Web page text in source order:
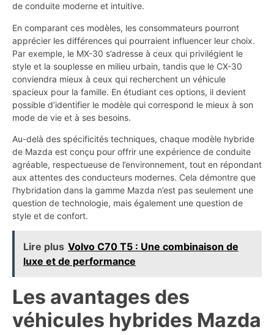
de conduite moderne et intuitive.
En comparant ces modèles, les consommateurs pourront
apprécier les différences qui pourraient influencer leur choix.
Par exemple, le MX-30 s’adresse à ceux qui privilégient le
style et la souplesse en milieu urbain, tandis que le CX-30
conviendra mieux à ceux qui recherchent un véhicule
spacieux pour la famille. En étudiant ces options, il devient
possible d’identifier le modèle qui correspond le mieux à son
mode de vie et à ses besoins.
Au-delà des spécificités techniques, chaque modèle hybride
de Mazda est conçu pour offrir une expérience de conduite
agréable, respectueuse de l’environnement, tout en répondant
aux attentes des conducteurs modernes. Cela démontre que
l’hybridation dans la gamme Mazda n’est pas seulement une
question de technologie, mais également une question de
style et de confort.
Lire plus Volvo C70 T5 : Une combinaison de
luxe et de performance
Les avantages des
véhicules hybrides Mazda